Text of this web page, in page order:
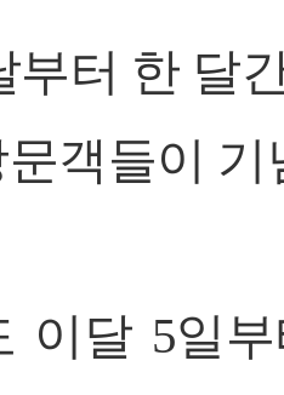
부터 한 달
객들이
이달 5일